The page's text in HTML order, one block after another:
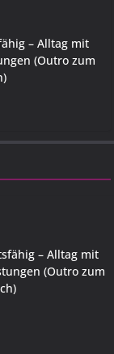
– Alltag mit
(Outro zum
– Alltag mit
(Outro zum